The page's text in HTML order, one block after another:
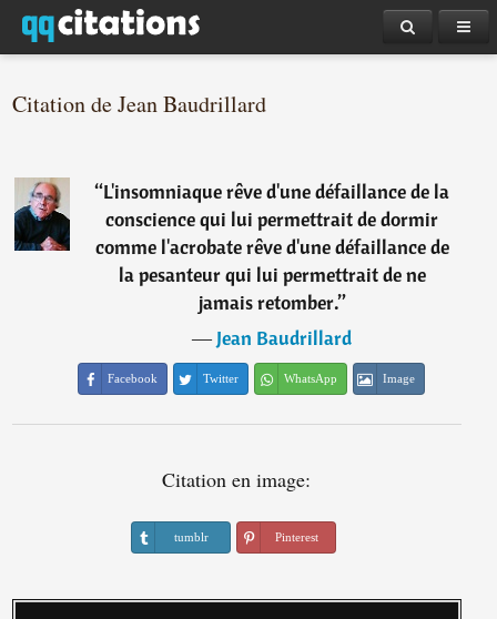
Citation de Jean Baudrillard
“L'insomniaque rêve d'une défaillance de la
conscience qui lui permettrait de dormir
comme l'acrobate rêve d'une défaillance de
la pesanteur qui lui permettrait de ne
jamais retomber.”
―Jean Baudrillard
Facebook Twitter WhatsApp Image
Citation en image:
tumblr Pinterest